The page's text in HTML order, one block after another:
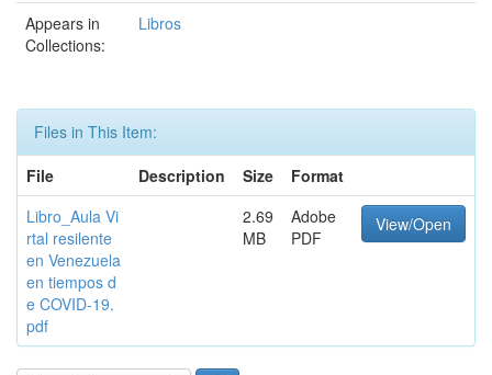
Appears in
Collections:
Libros
Files in This Item:
File
Description Size
Format
Libro_Aula Vi
rtal resilente
en Venezuela
en tiempos d
e COVID-19.
pdf
2.69
MB
Adobe
PDF
View/Open